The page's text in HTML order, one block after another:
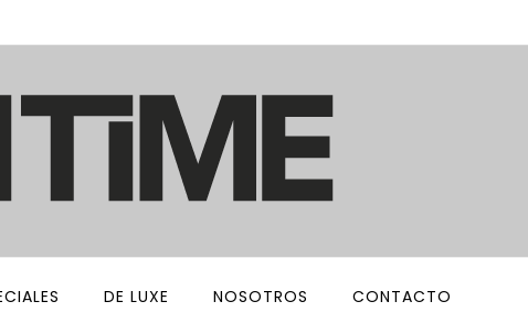
DE LUXE NOSOTROS CONTACTO